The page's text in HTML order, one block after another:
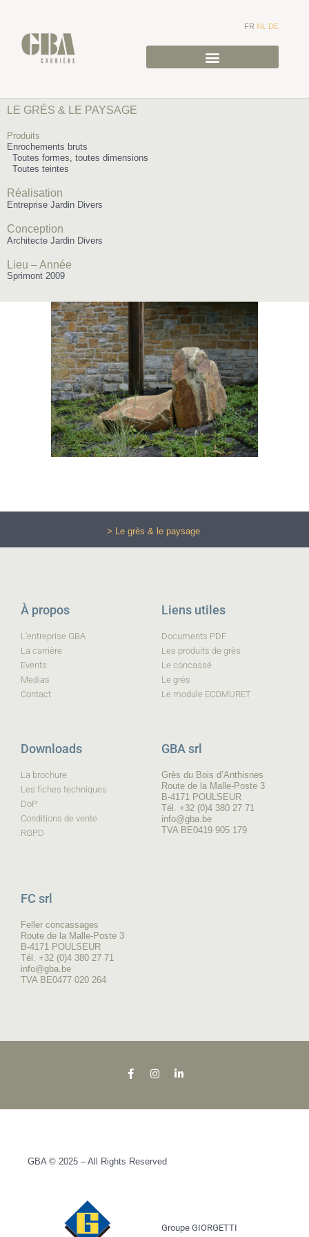
FR NL DE
LE GRÈS & LE PAYSAGE
Produits
Enrochements bruts
Toutes formes, toutes dimensions
Toutes teintes
Réalisation
Entreprise Jardin Divers
Conception
Architecte Jardin Divers
Lieu – Année
Sprimont 2009
> Le grès & le paysage
À propos
L'entreprise GBA
La carrière
Events
Medias
Contact
Liens utiles
Documents PDF
Les produits de grès
Le concassé
Le grès
Le module ECOMURET
Downloads
La brochure
Les fiches techniques
DoP
Conditions de vente
RGPD
GBA srl
Grès du Bois d’Anthisnes
Route de la Malle-Poste 3
B-4171 POULSEUR
Tél. +32 (0)4 380 27 71
info@gba.be
TVA BE0419 905 179
FC srl
Feller concassages
Route de la Malle-Poste 3
B-4171 POULSEUR
Tél. +32 (0)4 380 27 71
info@gba.be
TVA BE0477 020 264
GBA © 2025 – All Rights Reserved
Groupe GIORGETTI